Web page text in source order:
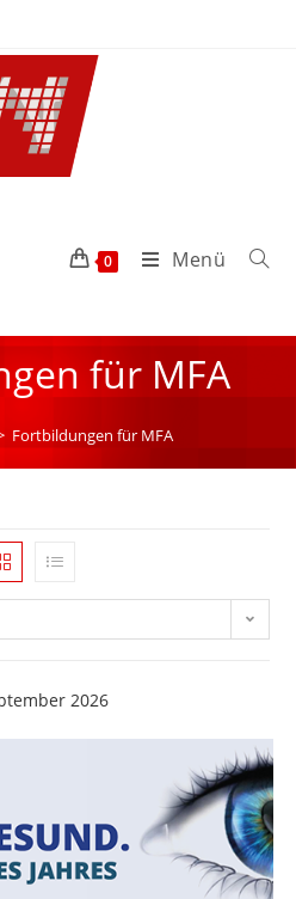
0 Menü
für MFA
Fortbildungen für MFA
2026